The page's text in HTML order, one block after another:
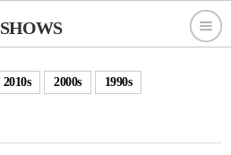
SHOWS
2010s 2000s 1990s